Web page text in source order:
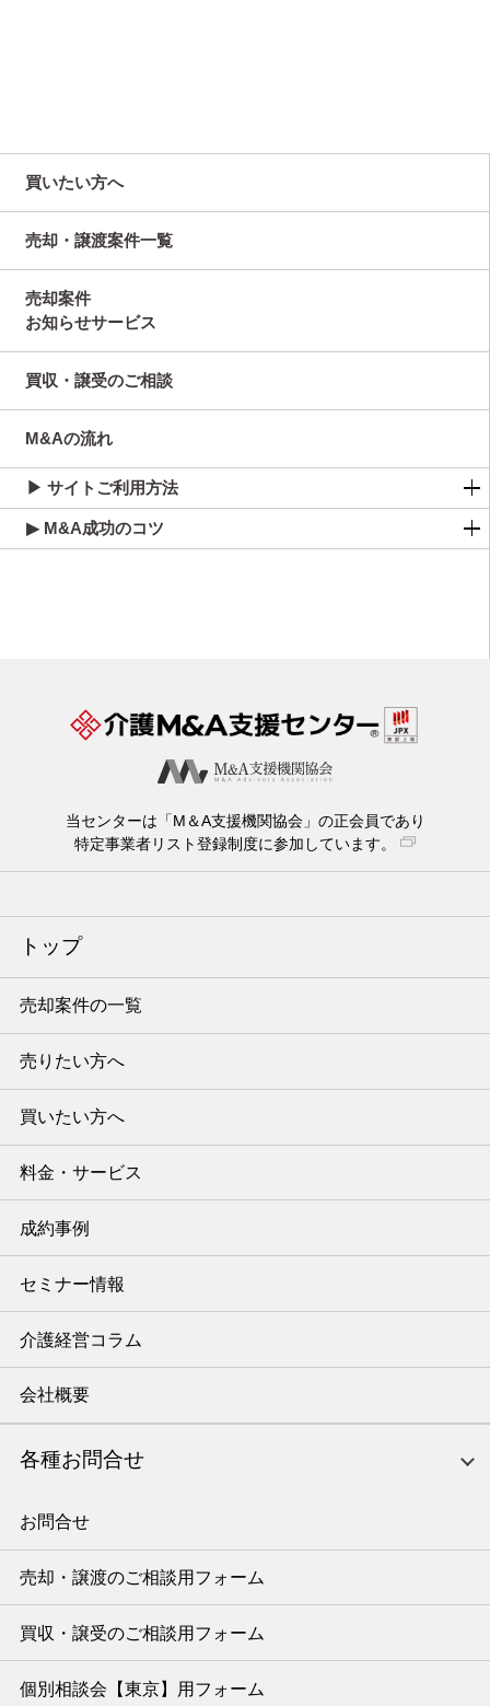
買いたい方へ
売却・譲渡案件一覧
売却案件
お知らせサービス
買収・譲受のご相談
M&Aの流れ
▶ サイトご利用方法
▶ M&A成功のコツ
当センターは「M＆A支援機関協会」の正会員であり
特定事業者リスト登録制度に参加しています。
トップ
売却案件の一覧
売りたい方へ
買いたい方へ
料金・サービス
成約事例
セミナー情報
介護経営コラム
会社概要
各種お問合せ
お問合せ
売却・譲渡のご相談用フォーム
買収・譲受のご相談用フォーム
個別相談会【東京】用フォーム